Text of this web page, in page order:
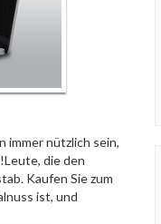
immer nützlich sein,
die den
Kaufen Sie zum
ist, und